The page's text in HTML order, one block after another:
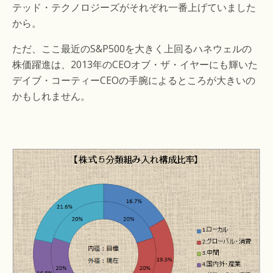
テッド・テクノロジーズがそれぞれ一番上げていました
から。
ただ、ここ最近のS&P500を大きく上回るハネウェルの
株価躍進は、2013年のCEOオブ・ザ・イヤーにも輝いた
デイブ・コーティーCEOの手腕によるところが大きいの
かもしれません。